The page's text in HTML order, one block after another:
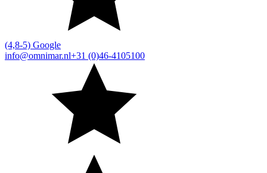
(4,8-5) Google
info@omnimar.nl+31 (0)46-4105100